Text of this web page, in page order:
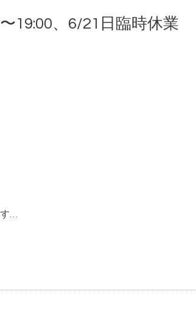
19:00、6/21日臨時休業
す…